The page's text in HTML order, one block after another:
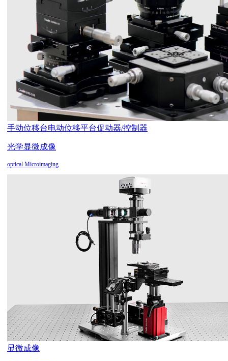
手动位移台电动位移平台促动器/控制器
光学显微成像
optical Microimaging
显微成像